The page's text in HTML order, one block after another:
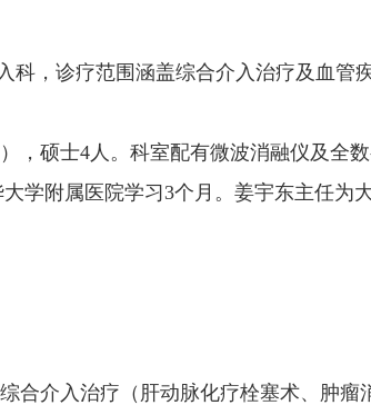
科，诊疗范围涵盖综合介入治疗及血管
，硕士4人。科室配有微波消融仪及全
学附属医院学习3个月。姜宇东主任为
合介入治疗（肝动脉化疗栓塞术、肿瘤